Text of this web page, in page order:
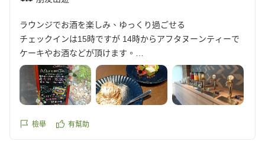
初TAOYA楽しみにしていたのに、がっかりが多すぎました。
クチコミの詳細はこちらから
https://review.travel.rakuten.co.jp/hotel/voice/74518?
reviewId=33123478449681
ラウンジでお酒を楽しみ、ゆっくり過ごせる
チェックインは15時ですが 14時からアフタヌーンティーで
ケーキやお酒などが頂けます。
そこで一息ついてからお部屋へ
昔の設備そのままなのでルームキーが...
オートロックのカード式に慣れてると鍵かけるの忘れそうで
お風呂はみなさんも書かれているように 露天と大浴場が離れ
檢舉 有幫助